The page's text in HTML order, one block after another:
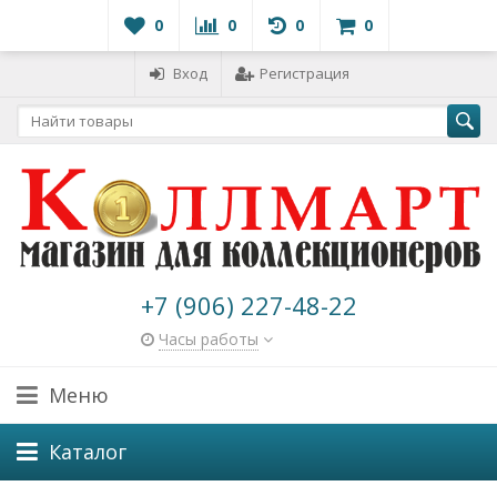
0 0 0 0
Вход Регистрация
+7 (906) 227-48-22
Часы работы
Меню
Каталог